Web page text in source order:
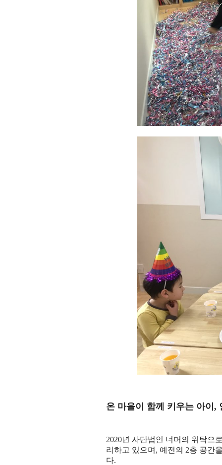
온 마을이 함께 키우는 아이 ,
2020년 사단법인 너머의 위탁으
리하고 있으며 , 예전의 2층 공간
다.